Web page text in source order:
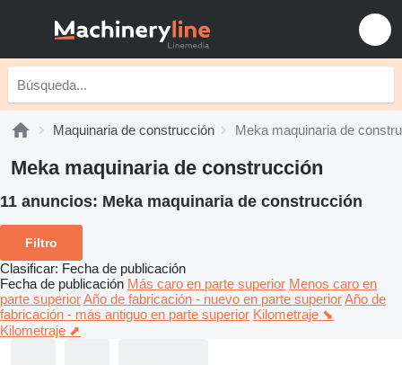
Maquinaria de construcción Meka maquinaria de
Meka maquinaria de construcción
11 anuncios: Meka maquinaria de construcción
Filtro
Clasificar: Fecha de publicación
Fecha de publicación Más caro en parte superior Menos caro en
parte superiorAño de fabricación - nuevo en parte superiorAño de
fabricación - más antiguo en parte superior Kilometraje ⬊
Kilometraje ⬈